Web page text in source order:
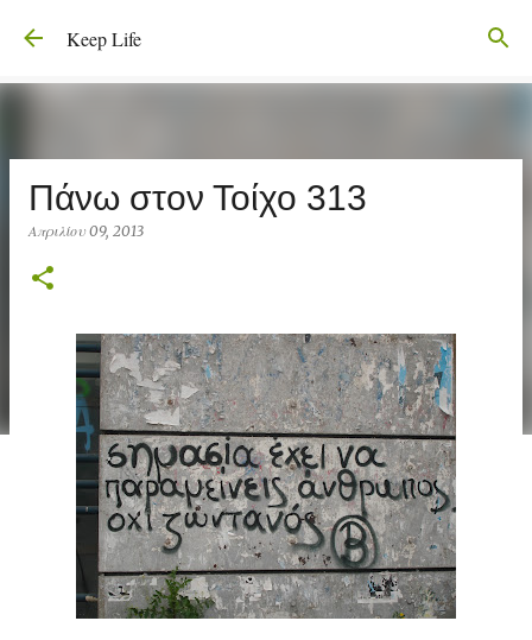
Μετάβαση στο κύριο περιεχόμενο
Keep Life
Πάνω στον Τοίχο 313
Απριλίου 09, 2013